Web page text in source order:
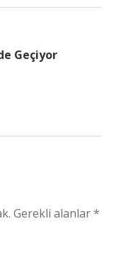
Geçiyor
Gerekli alanlar*